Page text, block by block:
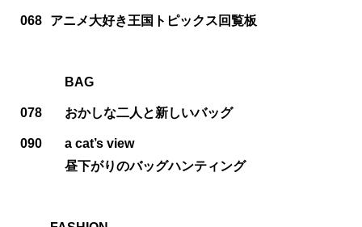
068 アニメ大好き王国トピックス回覧板
BAG
078 おかしな二人と新しいバッグ
090
a cat’s view
昼下がりのバッグハンティング